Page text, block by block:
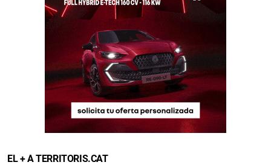
EL + A TERRITORIS.CAT